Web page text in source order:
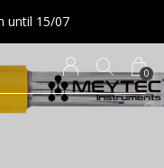
0
until 15/07